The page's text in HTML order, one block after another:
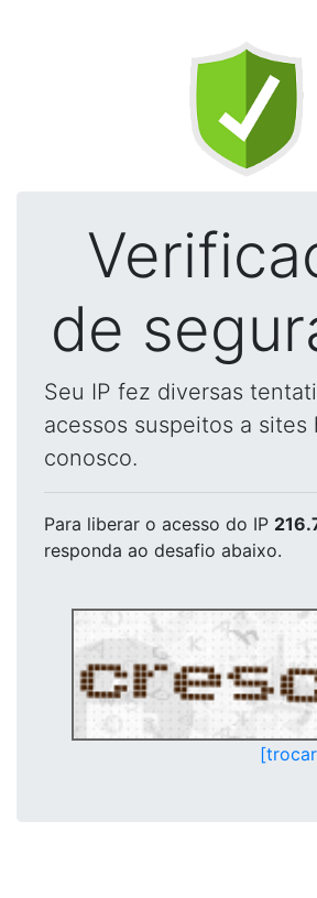
de
Seu IP fez diversas
acessos suspeitos a sites
conosco.
Para liberar o acesso do IP
responda ao desafio abaixo.